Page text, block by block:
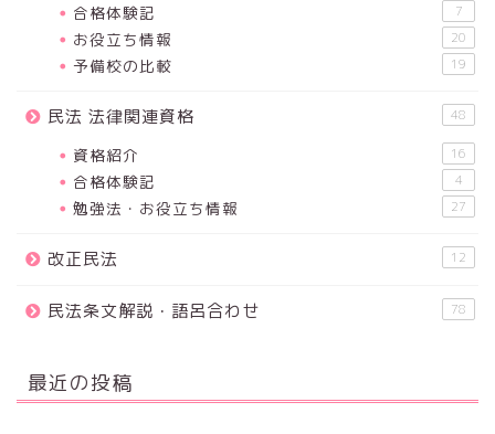
合格体験記 7
お役立ち情報 20
予備校の比較 19
民法 法律関連資格 48
資格紹介 16
合格体験記 4
勉強法・お役立ち情報 27
改正民法 12
民法条文解説・語呂合わせ 78
最近の投稿